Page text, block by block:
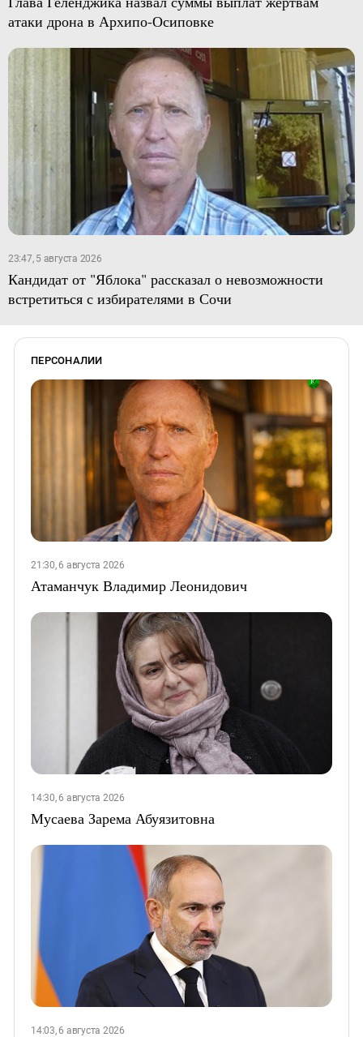
атаки дрона в Архипо-Осиповке
23:47, 5 августа 2026
Кандидат от "Яблока" рассказал о невозможности
встретиться с избирателями в Сочи
ПЕРСОНАЛИИ
21:30, 6 августа 2026
Атаманчук Владимир Леонидович
14:30, 6 августа 2026
Мусаева Зарема Абуязитовна
14:03, 6 августа 2026